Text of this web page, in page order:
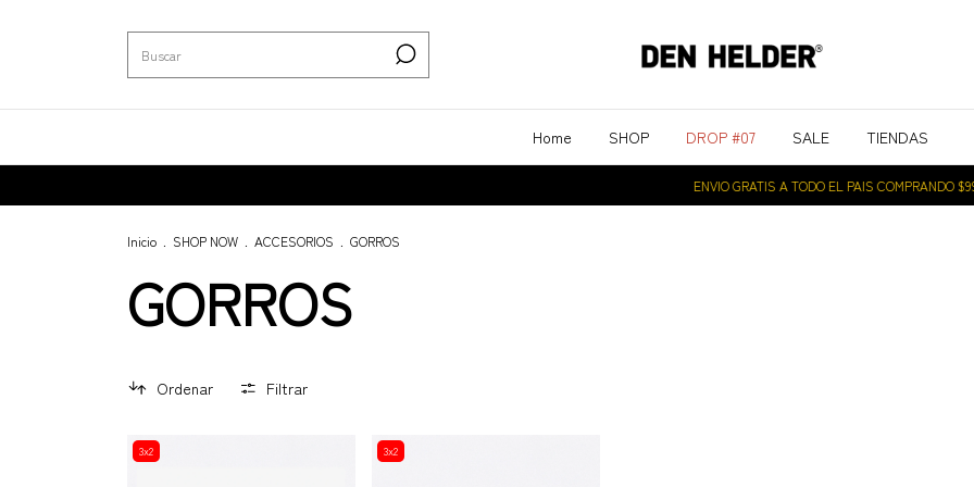
Home SHOP DROP #07 SALE TIENDAS
ENVIO GRATIS A TODO EL PAIS COMPRANDO
Inicio SHOP NOW ACCESORIOS GORROS
GORROS
Ordenar Filtrar
3x2 3x2